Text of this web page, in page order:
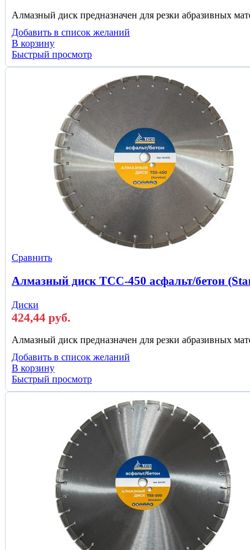
Алмазный диск предназначен для резки абразивных
Добавить в список желаний
В корзину
Быстрый просмотр
Сравнить
Алмазный диск ТСС-450 асфальт/бетон
Диски
424,44 руб.
Алмазный диск предназначен для резки абразивных
Добавить в список желаний
В корзину
Быстрый просмотр